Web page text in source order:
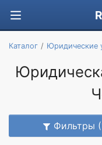
Каталог Юридические
Фильтры